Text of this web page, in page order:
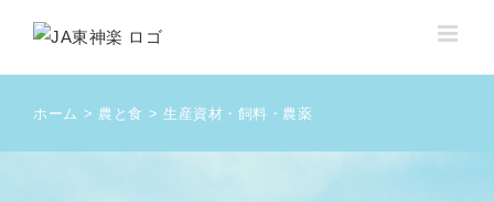
content
ホーム 農と食 生産資材・飼料・農薬